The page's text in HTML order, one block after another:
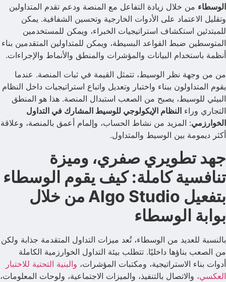
الوسطاء من خلال زيادة التفاعل مع المنصة ودعم تقدم المتداولين
وتقليل الاعتماد على الأدوات الخارجية وتحسين الشفافية. يمكن
للمبتدئين استكشاف استراتيجيات الخبراء، ويمكن للمستخدمين
المتوسطين ضبط القواعد البسيطة، ويمكن للمتداولين المتقدمين بناء
أنظمة باستخدام البيانات والمؤشرات والمنطق والأنماط والإجراءات.
من من وجهة نظر الوسيط، تتمثل القيمة في ثبات المنصة. عندما
يقوم المتداولون ببناء واختبار وتعديل واتباع استراتيجيات داخل النظام
البيئي للوسيط، يصبح من الصعب استبدال المنصة. هذا هو المنطق
التجاري وراء النظام الإيكولوجي للوسيط المشارك في التداول
الخوارزمي: المزيد من نشاط الحساب، وإلمام أعمق بالمنصة، وعلاقة
أكثر ديمومة بين الوسيط والمتداول.
جهد تطويري صفري، وميزة
تنافسية كاملة: كيف يقوم الوسطاء
بتفعيل Algo Studio من خلال
بوابة الوسطاء
بالنسبة للعديد من الوسطاء، تُعد ميزات التداول المتقدمة جذابة ولكن
من الصعب بناؤها داخليًا. تتطلب بيئة التداول الخوارزمية الكاملة
أدوات بناء الاستراتيجية، ومكتبات المؤشرات، والبنية التحتية للاختبار
العكسي، والاتصال بالتنفيذ، والميزات الاجتماعية، ولوحات المعلومات،